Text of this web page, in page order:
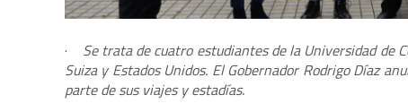
· Se trata de cuatro estudiantes de la Universidad de
Suiza y Estados Unidos. El Gobernador Rodrigo Díaz
parte de sus viajes y estadías.